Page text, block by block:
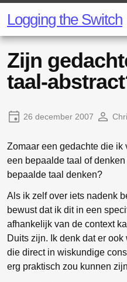
Logging the Switch
Zijn
taal-
26 december 2007
Zomaar een gedachte die
een bepaalde taal of
bepaalde taal denken?
Als ik zelf over iets nadenk
bewust dat ik dit in een
afhankelijk van de context
Duits zijn. Ik denk dat er
die direct in wiskundige
erg praktisch zou kunnen